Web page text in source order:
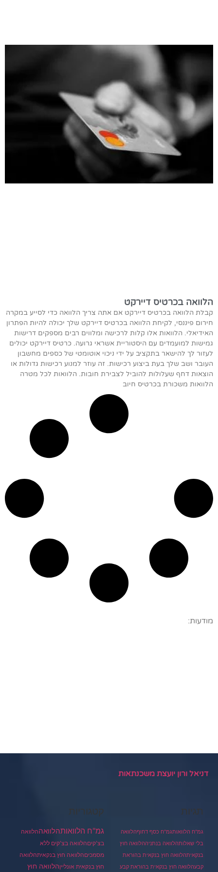
הלוואה בכרטיס דיירקט
קבלת הלוואה בכרטיס דיירקט אם אתה צריך הלוואה כדי לסייע במקרה
חירום פיננסי, לקיחת הלוואה בכרטיס דיירקט שלך יכולה להיות הפתרון
האידיאלי. הלוואות אלו קלות לרכישה ומלווים רבים מספקים דרישות
גמישות למועמדים עם היסטוריית אשראי גרועה. כרטיס דיירקט יכולים
לעזור לך להישאר בתקציב על ידי ניכוי אוטומטי של כספים מחשבון
העובר ושב שלך בעת ביצוע רכישות. זה עוזר למנוע רכישות גדולות או
הוצאות דחף שעלולות להוביל לצבירת חובות. הלוואות לכל מטרה
הלוואות משכורת בכרטיס חיוב
מודעות:
דניאל ורון יועצת משכנתאות
תגיות
גמ"ח הלוואותגמ"ח כסף דחוףהלוואה
בלי שאלותהלוואה בנתניההלוואה חוץ
בנקאיתהלוואה חוץ בנקאית בהוראת
קבעהלוואה חוץ בנקאית בהוראת קבע
קטגוריות
גמ"ח הלוואותהלוואההלוואה
בצ'קיםהלוואה בצ'קים ללא
מסמכיםהלוואה חוץ בנקאיתהלוואה
חוץ בנקאית אונלייןהלוואה חוץ